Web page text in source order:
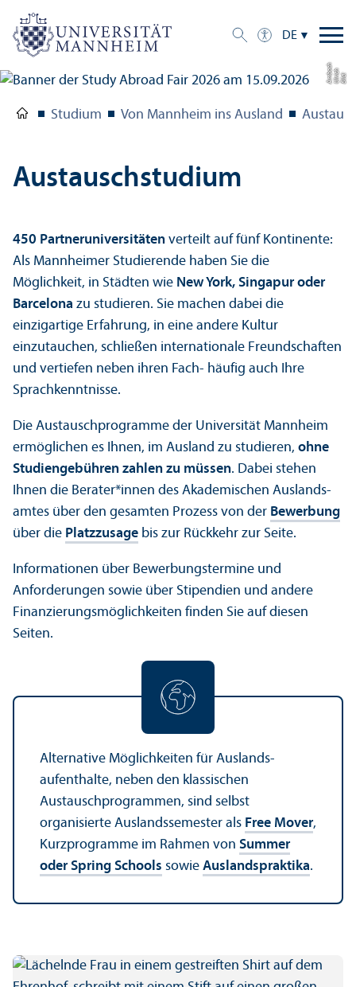
DE
Bil
d:
Ul
ri
c
hA
m
b
ac
h
Studium Von Mannheim ins Ausland
Austauschstudium
450 Partner­universitäten verteilt auf fünf Kontinente:
Als Mannheimer Studierende haben Sie die
Möglichkeit, in Städten wie New York, Singapur oder
Barcelona zu studieren. Sie machen dabei die
einzigartige Erfahrung, in eine andere Kultur
einzutauchen, schließen internationale Freundschaften
und vertiefen neben ihren Fach- häufig auch Ihre
Sprach­kenntnisse.
Die Austausch­programme der Universität Mannheim
ermöglichen es Ihnen, im Ausland zu studieren, ohne
Studien­gebühren zahlen zu müssen. Dabei stehen
Ihnen die Berater*innen des Akademischen Auslands­
amtes über den gesamten Prozess von der Bewerbung
über die Platz­zusage bis zur Rückkehr zur Seite.
Informationen über Bewerbungs­termine und
Anforderungen sowie über Stipendien und andere
Finanzierungs­möglichkeiten finden Sie auf diesen
Seiten.
Alternative Möglichkeiten für Auslands­
aufenthalte, neben den klassischen
Austausch­programmen, sind selbst
organisierte Auslands­semester als Free Mover,
Kurz­programme im Rahmen von Summer
oder Spring Schools sowie Auslands­praktika.